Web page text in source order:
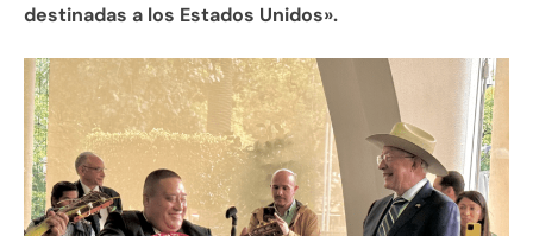
destinadas a los Estados Unidos».